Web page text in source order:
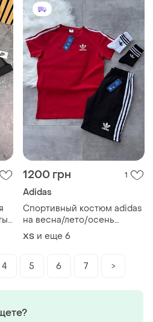
1200 грн 1
Adidas
Спортивный костюм adidas
на весна/лето/осень
адидас футболка красная +
шорты черные
XS и еще 6
4 5 6 7 >